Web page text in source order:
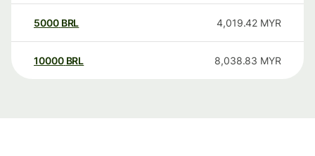
5000 BRL 4,019.42 MYR
10000 BRL 8,038.83 MYR